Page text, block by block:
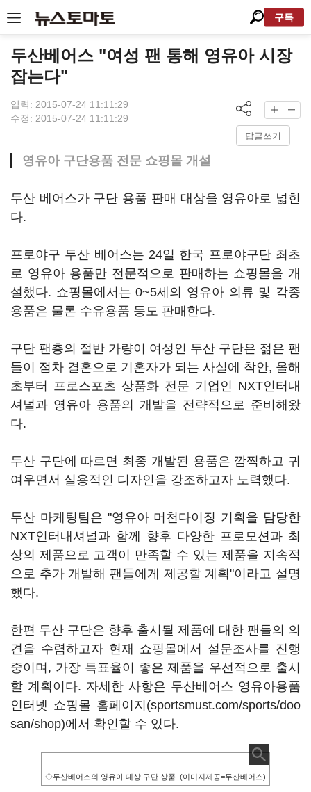
구독
두산베어스 "여성 팬 통해 영유아 시장
잡는다"
입력: 2015-07-24 11:11:29
수정: 2015-07-24 11:11:29
답글쓰기
영유아 구단용품 전문 쇼핑몰 개설
두산 베어스가 구단 용품 판매 대상을 영유아로 넓힌
다.
프로야구 두산 베어스는 24일 한국 프로야구단 최초
로 영유아 용품만 전문적으로 판매하는 쇼핑몰을 개
설했다. 쇼핑몰에서는 0~5세의 영유아 의류 및 각종
용품은 물론 수유용품 등도 판매한다.
구단 팬층의 절반 가량이 여성인 두산 구단은 젊은 팬
들이 점차 결혼으로 기혼자가 되는 사실에 착안, 올해
초부터 프로스포츠 상품화 전문 기업인 NXT인터내
셔널과 영유아 용품의 개발을 전략적으로 준비해왔
다.
두산 구단에 따르면 최종 개발된 용품은 깜찍하고 귀
여우면서 실용적인 디자인을 강조하고자 노력했다.
두산 마케팅팀은 "영유아 머천다이징 기획을 담당한
NXT인터내셔널과 함께 향후 다양한 프로모션과 최
상의 제품으로 고객이 만족할 수 있는 제품을 지속적
으로 추가 개발해 팬들에게 제공할 계획"이라고 설명
했다.
한편 두산 구단은 향후 출시될 제품에 대한 팬들의 의
견을 수렴하고자 현재 쇼핑몰에서 설문조사를 진행
중이며, 가장 득표율이 좋은 제품을 우선적으로 출시
할 계획이다. 자세한 사항은 두산베어스 영유아용품
인터넷 쇼핑몰 홈페이지(sportsmust.com/sports/doo
san/shop)에서 확인할 수 있다.
◇두산베어스의 영유아 대상 구단 상품. (이미지제공=두산베어스)